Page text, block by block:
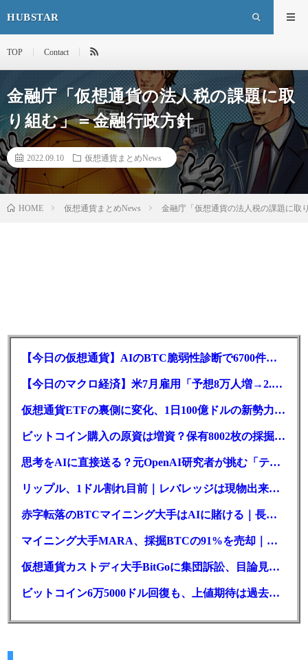
HUBSTAR
TOP Contact
金融庁「仮想通貨の法人税の課題に取
り組む」＝金融行政方針
2022.09.10 仮想通貨まとめNews
HOME 仮想通貨まとめNews 金融庁「仮想通貨の法人税の課題に取
【今日の仮想通貨】AIのBTC脆弱性診断で6700件の指摘。赤字マイニング企業はAIに賭ける
【今日のマクロ経済】米7月雇用「予想8万人増→2.3万人減」で利上げ観測後退
仮想通貨ETFの裏側に変化、1日100億ドルの新勢力がSEC登録
ビットコイン購入の原資は増資？保有8002枚の採掘企業の実態とは
思考をAIに直接送る？元OpenAI研究者が挑む「テレパシー」開発とは
リップル、1ドル割れ目前｜レバレッジは現物出来高の6倍超
赤字転落のBTCマイニング大手はAIに賭ける｜長期負債17.8億ドル
マイニング大手MARA、採掘BTCの91%を売却｜純損失6億ドル
仮想通貨カストディ大手BitGoに集団訴訟、目論見書が争点に
ビットコイン6万5000ドル回復も、上値期待は過去最低の23%